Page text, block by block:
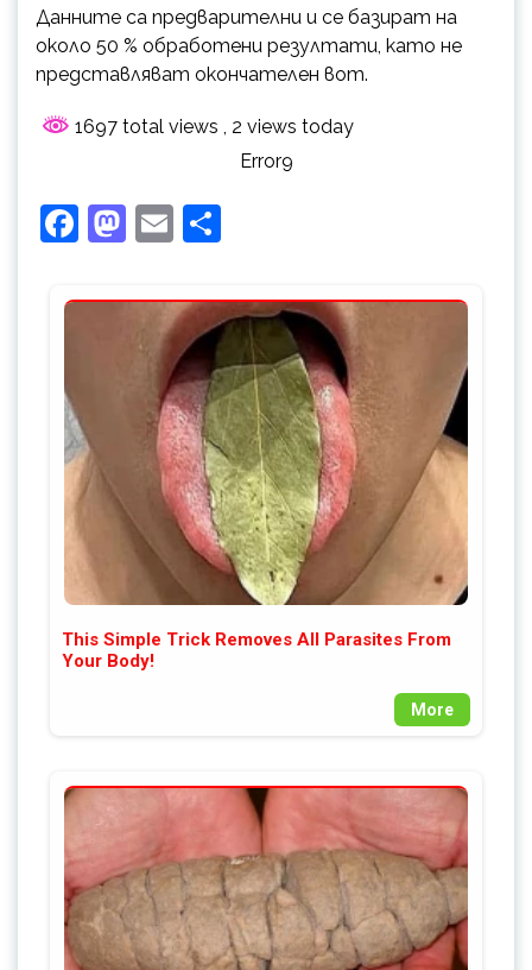
Данните са предварителни и се базират на
около 50 % обработени резултати, като не
представляват окончателен вот.
1697 total views
, 2 views today
Error9
Facebook
Mastodon
Email
This Simple Trick Removes All Parasites From
Your Body!
More